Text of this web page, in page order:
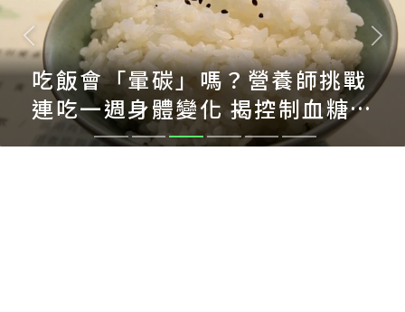
吃飯會「暈碳」嗎？營養師挑戰
連吃一週身體變化 揭控制血糖
關鍵